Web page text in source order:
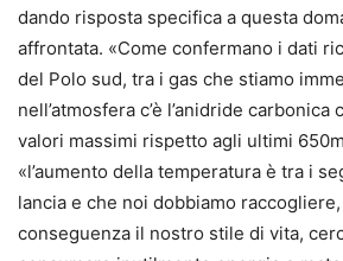
dando risposta specifica a questa
affrontata. «Come confermano i dati
del Polo sud, tra i gas che stiamo
nell’atmosfera c’è l’anidride carbonica
valori massimi rispetto agli ultimi
«l’aumento della temperatura è tra i
lancia e che noi dobbiamo
conseguenza il nostro stile di vita,